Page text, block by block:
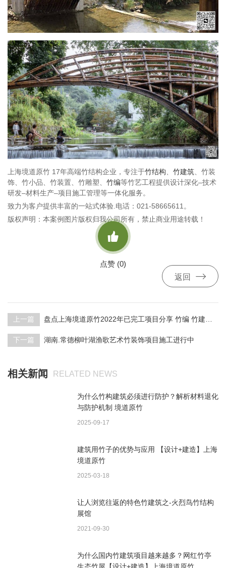
上海境道原竹 17年高端竹结构企业，专注于竹结构、 竹建筑、竹装
饰、竹小品、竹装置、竹雕塑、 竹编等竹艺工程提供设计深化–技术
研发–材料生产–项目施工管理等一体化服务。
致力为客户提供丰富的一站式体验.电话：021-58665611。
版权声明：本案例图片版权归我公司所有，禁止商业用途转载！

点赞 (0)
返回

上一篇 盘点上海境道原竹2022年已完工项目分享 竹编 竹建筑 竹结构 竹装置 竹装饰
下一篇 湖南.常德柳叶湖渔歌艺术竹装饰项目施工进行中
相关新闻 RELATED NEWS
为什么竹构建筑必须进行防护？解析材料退化
与防护机制 境道原竹
2025-09-17
建筑用竹子的优势与应用 【设计+建造】上海
境道原竹
2025-03-18
让人浏览往返的特色竹建筑之-火烈鸟竹结构
展馆
2021-09-30
为什么国内竹建筑项目越来越多？网红竹亭